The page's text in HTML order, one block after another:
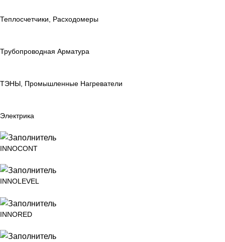
Теплосчетчики, Расходомеры
Трубопроводная Арматура
ТЭНЫ, Промышленные Нагреватели
Электрика
INNOCONT
INNOLEVEL
INNORED